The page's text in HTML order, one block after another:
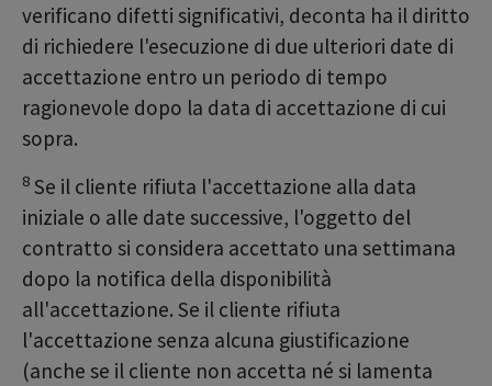
verificano difetti significativi, deconta ha il diritto
di richiedere l'esecuzione di due ulteriori date di
accettazione entro un periodo di tempo
ragionevole dopo la data di accettazione di cui
sopra.
8 Se il cliente rifiuta l'accettazione alla data
iniziale o alle date successive, l'oggetto del
contratto si considera accettato una settimana
dopo la notifica della disponibilità
all'accettazione. Se il cliente rifiuta
l'accettazione senza alcuna giustificazione
(anche se il cliente non accetta né si lamenta